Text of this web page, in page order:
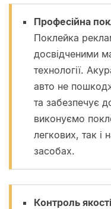
Професійна
Поклейка
досвідченими
технології.
авто не
та забезпечує
виконуємо
легкових, так і
засобах.
Контроль